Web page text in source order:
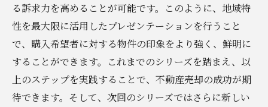
る訴求力を高めることが可能です。このように、地域特
性を最大限に活用したプレゼンテーションを行うこと
で、購入希望者に対する物件の印象をより強く、鮮明に
することができます。これまでのシリーズを踏まえ、以
上のステップを実践することで、不動産売却の成功が期
待できます。そして、次回のシリーズではさらに新しい